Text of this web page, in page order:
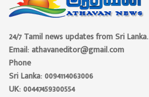
24/7 Tamil news updates from Sri Lanka.
Email: athavaneditor@gmail.com
Phone
Sri Lanka: 0094114063006
UK: 00447459300554